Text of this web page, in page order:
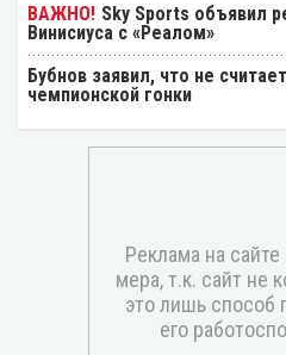
Sky Sports объявил
Винисиуса с «Реалом»
Бубнов заявил, что не
чемпионской гонки